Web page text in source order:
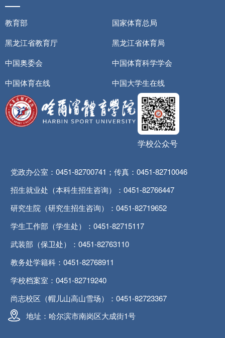
教育部
国家体育总局
黑龙江省教育厅
黑龙江省体育局
中国奥委会
中国体育科学学会
中国体育在线
中国大学生在线
学校公众号
党政办公室：0451-82700741；传真：0451-82710046
招生就业处（本科生招生咨询）：0451-82766447
研究生院（研究生招生咨询）：0451-82719652
学生工作部（学生处）：0451-82715117
武装部（保卫处）：0451-82763110
教务处学籍科：0451-82768911
学校档案室：0451-82719240
尚志校区（帽儿山高山雪场）：0451-82723367
地址：哈尔滨市南岗区大成街1号